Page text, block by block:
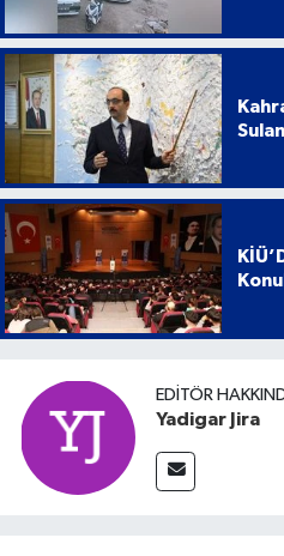
EDITÖR
Yadigar Jira